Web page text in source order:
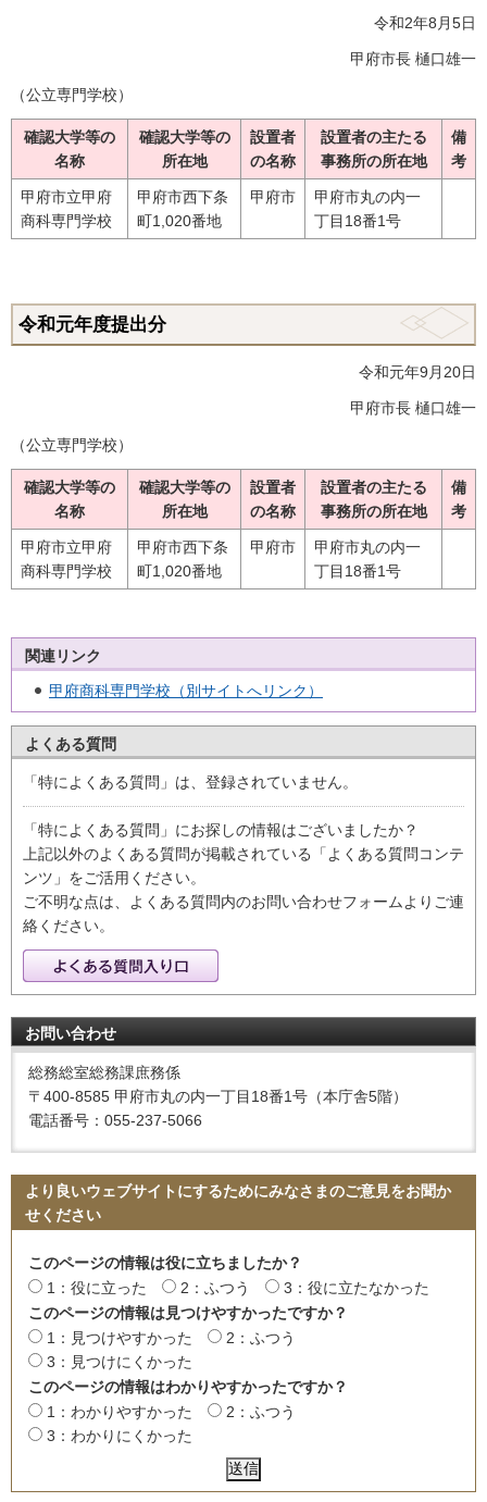
令和2年8月5日
甲府市長 樋口雄一
（公立専門学校）
確認大学等の
名称
確認大学等の
所在地
設置者
の名称
設置者の主たる
事務所の所在地
備
考
甲府市立甲府
商科専門学校
甲府市西下条
町1,020番地
甲府市
甲府市丸の内一
丁目18番1号
令和元年度提出分
令和元年9月20日
甲府市長 樋口雄一
（公立専門学校）
確認大学等の
名称
確認大学等の
所在地
設置者
の名称
設置者の主たる
事務所の所在地
備
考
甲府市立甲府
商科専門学校
甲府市西下条
町1,020番地
甲府市
甲府市丸の内一
丁目18番1号
関連リンク
甲府商科専門学校（別サイトへリンク）
よくある質問
「特によくある質問」は、登録されていません。
「特によくある質問」にお探しの情報はございましたか？
上記以外のよくある質問が掲載されている「よくある質問コンテ
ンツ」をご活用ください。
ご不明な点は、よくある質問内のお問い合わせフォームよりご連
絡ください。
お問い合わせ
総務総室総務課庶務係
〒400-8585 甲府市丸の内一丁目18番1号（本庁舎5階）
電話番号：055-237-5066
より良いウェブサイトにするためにみなさまのご意見をお聞か
せください
このページの情報は役に立ちましたか？
1：役に立った
2：ふつう
3：役に立たなかった
このページの情報は見つけやすかったですか？
1：見つけやすかった
2：ふつう
3：見つけにくかった
このページの情報はわかりやすかったですか？
1：わかりやすかった
2：ふつう
3：わかりにくかった